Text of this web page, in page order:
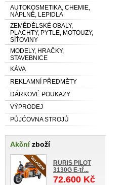
AUTOKOSMETIKA, CHEMIE,
NÁPLNĚ, LEPIDLA
ZEMĚDĚLSKÉ OBALY,
PLACHTY, PYTLE, MOTOUZY,
SÍŤOVINY
MODELY, HRAČKY,
STAVEBNICE
KÁVA
REKLAMNÍ PŘEDMĚTY
DÁRKOVÉ POUKAZY
VÝPRODEJ
PŮJĆOVNA STROJŮ
Akčnízboží
RURIS PILOT
3130G E-tř...
72.600 Kč